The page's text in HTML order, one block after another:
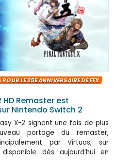
LE 25E ANNIVERSAIRE DE FFX
Remaster est
Nintendo Switch 2
X-2 signent une fois de plus
portage du remaster,
par Virtuos, sur
dès aujourd’hui en